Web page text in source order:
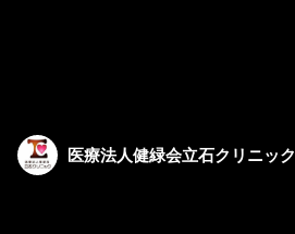
医療法人健緑会立石クリニック